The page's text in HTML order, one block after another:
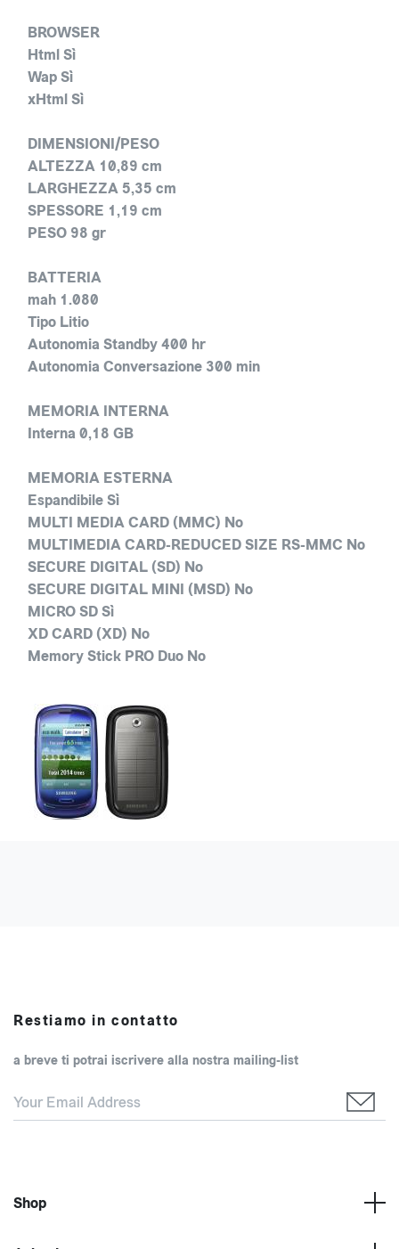
BROWSER
Html Sì
Wap Sì
xHtml Sì
DIMENSIONI/PESO
ALTEZZA 10,89 cm
LARGHEZZA 5,35 cm
SPESSORE 1,19 cm
PESO 98 gr
BATTERIA
mah 1.080
Tipo Litio
Autonomia Standby 400 hr
Autonomia Conversazione 300 min
MEMORIA INTERNA
Interna 0,18 GB
MEMORIA ESTERNA
Espandibile Sì
MULTI MEDIA CARD (MMC) No
MULTIMEDIA CARD-REDUCED SIZE RS-MMC No
SECURE DIGITAL (SD) No
SECURE DIGITAL MINI (MSD) No
MICRO SD Sì
XD CARD (XD) No
Memory Stick PRO Duo No
Restiamo in contatto
a breve ti potrai iscrivere alla nostra mailing-list
Shop